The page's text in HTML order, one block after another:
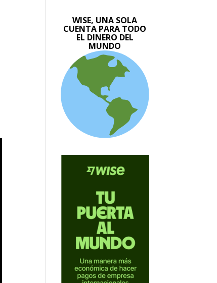
WISE, UNA SOLA
CUENTA PARA TODO
EL DINERO DEL
MUNDO